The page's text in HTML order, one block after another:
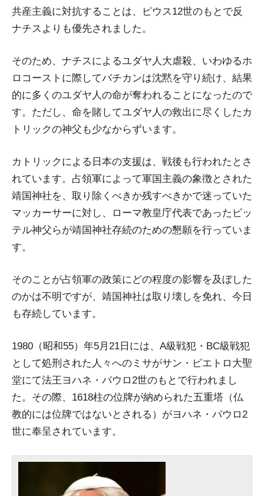
共産主義に対抗することは、ピウス12世のもとで反
ナチスよりも優先されました。
そのため、ナチスによるユダヤ人大虐殺、いわゆるホ
ロコーストに際してバチカンは沈黙を守り続け、結果
的に多くのユダヤ人の命が奪われることになったので
す。ただし、命を賭してユダヤ人の救出に尽くしたカ
トリックの神父も少なからずいます。
カトリックによる日本の支援は、戦後も行われたとさ
れています。占領軍によって軍国主義の象徴とされた
靖国神社を、取り除くべきか残すべきかで迷っていた
マッカーサーに対し、ローマ教皇庁代表であったビッ
テル神父らが靖国神社存続のための懇願を行っていま
す。
そのことが占領軍の政策にどの程度の影響を及ぼした
のかは不明ですが、靖国神社は取り壊しを免れ、今日
も存続しています。
1980（昭和55）年5月21日には、A級戦犯・BC級戦犯
として処刑された人々へのミサがサン・ピエトロ大聖
堂にて法王ヨハネ・パウロ2世のもとで行われまし
た。その際、1618柱の位牌が納められた五重塔（仏
教的には位牌ではないとされる）がヨハネ・パウロ2
世に奉呈されています。